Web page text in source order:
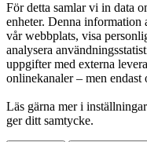
För detta samlar vi in data
enheter. Denna
vår webbplats, visa
analysera
uppgifter med externa
onlinekanaler – men endast
Läs gärna mer i
ger ditt samtycke.